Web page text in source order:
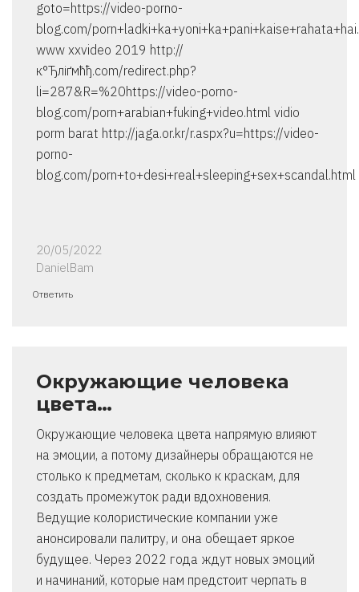
goto=https://video-porno-
blog.com/
www xxvideo 2019 http://
к°Ђліґмћђ.com/redirect.php?
li=287&R=%20https://video-porno-
blog.com/porn+arabian+fuking+video.html vidio
porm barat http://jaga.or.kr/r.aspx?u=https://video-
porno-
blog.com/porn+to+desi+real+sleeping+sex+scandal.html
20/05/2022
DanielBam
Ответить
Окружающие человека
цвета…
Окружающие человека цвета напрямую влияют
на эмоции, а потому дизайнеры обращаются не
столько к предметам, сколько к краскам, для
создать промежуток ради вдохновения.
Ведущие колористические компании уже
анонсировали палитру, и она обещает яркое
будущее. Через 2022 года ждут новых эмоций
и начинаний, которые нам предстоит черпать в